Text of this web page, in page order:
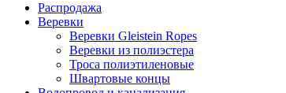
Распродажа
Веревки
Веревки Gleistein Ropes
Веревки из полиэстера
Троса полиэтиленовые
Швартовые концы